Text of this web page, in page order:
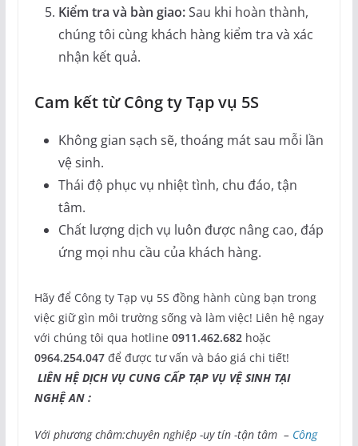
Kiểm tra và bàn giao:Sau khi hoàn thành,
chúng tôi cùng khách hàng kiểm tra và xác
nhận kết quả.
Cam kết từ Công ty Tạp vụ 5S
Không gian sạch sẽ, thoáng mát sau mỗi lần
vệ sinh.
Thái độ phục vụ nhiệt tình, chu đáo, tận
tâm.
Chất lượng dịch vụ luôn được nâng cao, đáp
ứng mọi nhu cầu của khách hàng.
Hãy để Công ty Tạp vụ 5S đồng hành cùng bạn trong
việc giữ gìn môi trường sống và làm việc! Liên hệ ngay
với chúng tôi qua hotline 0911.462.682hoặc
0964.254.047để được tư vấn và báo giá chi tiết!
LIÊN HỆ DỊCH VỤ CUNG CẤP TẠP VỤ VỆ SINH TẠI
NGHỆ AN :
Với phương châm:chuyên nghiệp -uy tín -tận tâm –Công